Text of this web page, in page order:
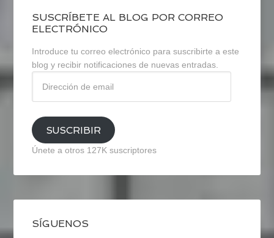
SUSCRÍBETE AL BLOG POR CORREO
ELECTRÓNICO
Introduce tu correo electrónico para suscribirte a este
blog y recibir notificaciones de nuevas entradas.
email
SUSCRIBIR
Únete a otros 127K suscriptores
SÍGUENOS